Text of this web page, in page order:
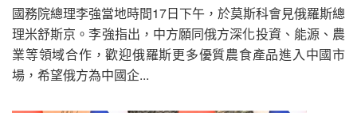
國務院總理李強當地時間17日下午，於莫斯科會見俄羅斯總
理米舒斯京。李強指出，中方願同俄方深化投資、能源、農
業等領域合作，歡迎俄羅斯更多優質農食產品進入中國市
場，希望俄方為中國企...